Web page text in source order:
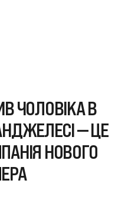
ЧОЛОВІКА В
— ЦЕ
НОВОГО